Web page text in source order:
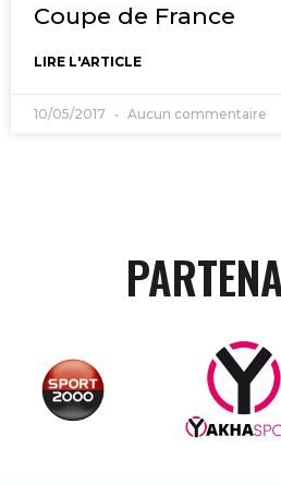
Coupe de France
LIRE L'ARTICLE
10/05/2017 Aucun commentaire